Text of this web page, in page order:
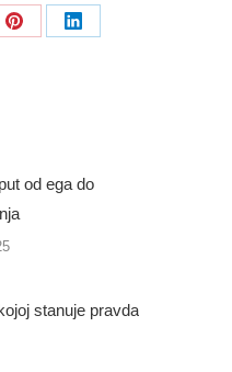
Share
Share
od ega do
stanuje pravda